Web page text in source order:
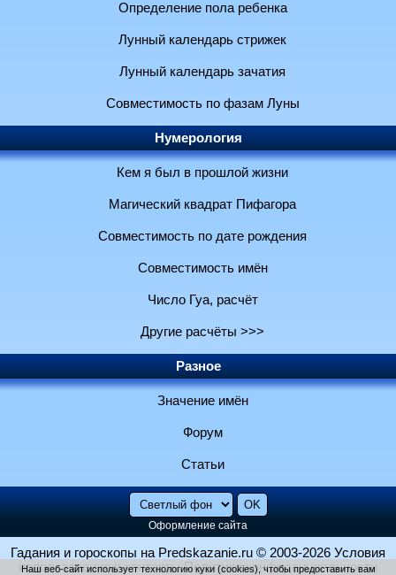
Определение пола ребенка
Лунный календарь стрижек
Лунный календарь зачатия
Совместимость по фазам Луны
Нумерология
Кем я был в прошлой жизни
Магический квадрат Пифагора
Совместимость по дате рождения
Совместимость имён
Число Гуа, расчёт
Другие расчёты >>>
Разное
Значение имён
Форум
Статьи
Оформление сайта
Гадания и гороскопы на Predskazanie.ru © 2003-2026 Условия
использования и контакты Политика конфиденциальности
Наш веб-сайт использует технологию куки (cookies), чтобы предоставить вам